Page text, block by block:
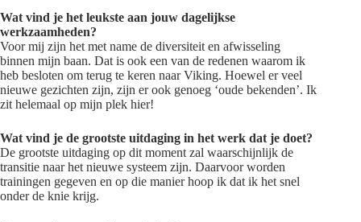
Wat vind je het leukste aan jouw dagelijkse
werkzaamheden?
Voor mij zijn het met name de diversiteit en afwisseling
binnen mijn baan. Dat is ook een van de redenen waarom ik
heb besloten om terug te keren naar Viking. Hoewel er veel
nieuwe gezichten zijn, zijn er ook genoeg ‘oude bekenden’. Ik
zit helemaal op mijn plek hier!
Wat vind je de grootste uitdaging in het werk dat je doet?
De grootste uitdaging op dit moment zal waarschijnlijk de
transitie naar het nieuwe systeem zijn. Daarvoor worden
trainingen gegeven en op die manier hoop ik dat ik het snel
onder de knie krijg.